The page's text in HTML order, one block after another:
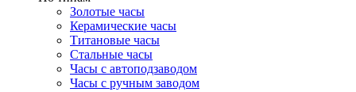
Золотые часы
Керамические часы
Титановые часы
Стальные часы
Часы с автоподзаводом
Часы с ручным заводом